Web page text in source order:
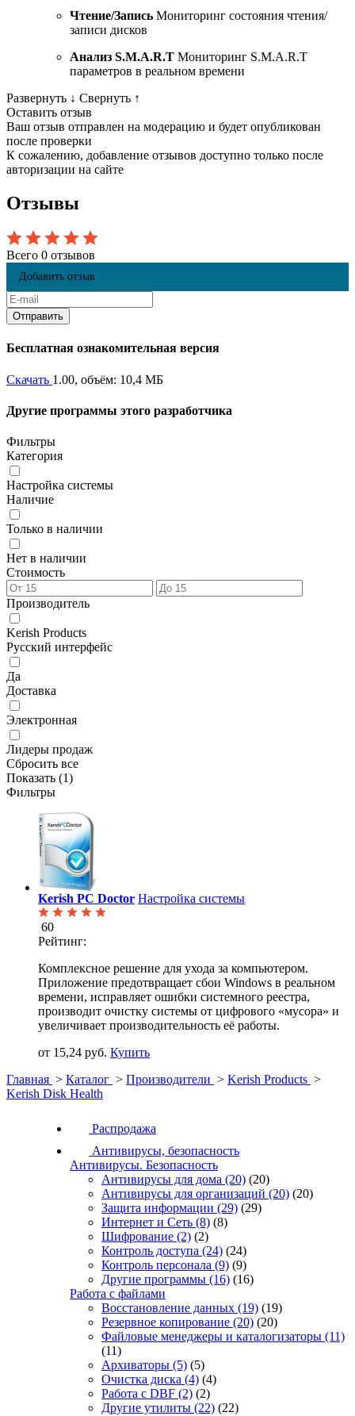
Чтение/Запись Мониторинг состояния чтения/
записи дисков
Анализ S.M.A.R.T Мониторинг S.M.A.R.T
параметров в реальном времени
Развернуть ↓ Свернуть ↑
Оставить отзыв
Ваш отзыв отправлен на модерацию и будет опубликован
после проверки
К сожалению, добавление отзывов доступно только после
авторизации на сайте
Отзывы
Всего 0 отзывов
Добавить отзыв
Бесплатная ознакомительная версия
Скачать 1.00, объём: 10,4 МБ
Другие программы этого разработчика
Фильтры
Категория
Настройка системы
Наличие
Только в наличии
Нет в наличии
Стоимость
Производитель
Kerish Products
Русский интерфейс
Да
Доставка
Электронная
Лидеры продаж
Сбросить все
Показать (1)
Фильтры
Kerish PC Doctor Настройка системы
60
Рейтинг:
Комплексное решение для ухода за компьютером.
Приложение предотвращает сбои Windows в реальном
времени, исправляет ошибки системного реестра,
производит очистку системы от цифрового «мусора» и
увеличивает производительность её работы.
от 15,24 руб. Купить
Главная > Каталог > Производители > Kerish Products >
Kerish Disk Health
Распродажа
Антивирусы, безопасность
Антивирусы. Безопасность
Антивирусы для дома (20) (20)
Антивирусы для организаций (20) (20)
Защита информации (29) (29)
Интернет и Сеть (8) (8)
Шифрование (2) (2)
Контроль доступа (24) (24)
Контроль персонала (9) (9)
Другие программы (16) (16)
Работа с файлами
Восстановление данных (19) (19)
Резервное копирование (20) (20)
Файловые менеджеры и каталогизаторы (11)
(11)
Архиваторы (5) (5)
Очистка диска (4) (4)
Работа с DBF (2) (2)
Другие утилиты (22) (22)